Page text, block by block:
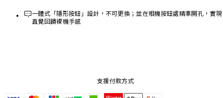
一體式「隱形按鈕」設計，不可更換；並在相機按鈕處精準開孔，實現
直覺回饋裸機手感
支援付款方式